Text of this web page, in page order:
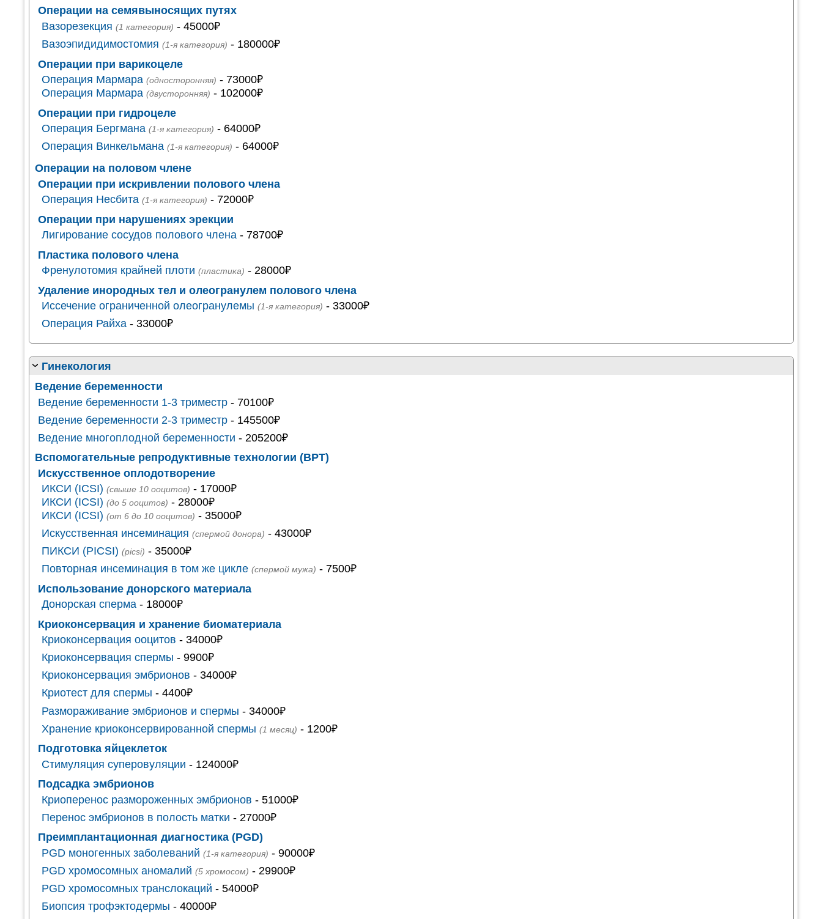
Операции на семявыносящих путях
Вазорезекция (1 категория) - 45000₽
Вазоэпидидимостомия (1-я категория) - 180000₽
Операции при варикоцеле
Операция Мармара (односторонняя) - 73000₽
Операция Мармара (двусторонняя) - 102000₽
Операции при гидроцеле
Операция Бергмана (1-я категория) - 64000₽
Операция Винкельмана (1-я категория) - 64000₽
Операции на половом члене
Операции при искривлении полового члена
Операция Несбита (1-я категория) - 72000₽
Операции при нарушениях эрекции
Лигирование сосудов полового члена- 78700₽
Пластика полового члена
Френулотомия крайней плоти (пластика) - 28000₽
Удаление инородных тел и олеогранулем полового члена
Иссечение ограниченной олеогранулемы (1-я категория) - 33000₽
Операция Райха- 33000₽
Гинекология
Ведение беременности
Ведение беременности 1-3 триместр - 70100₽
Ведение беременности 2-3 триместр - 145500₽
Ведение многоплодной беременности - 205200₽
Вспомогательные репродуктивные технологии (ВРТ)
Искусственное оплодотворение
ИКСИ (ICSI) (свыше 10 ооцитов) - 17000₽
ИКСИ (ICSI) (до 5 ооцитов) - 28000₽
ИКСИ (ICSI) (от 6 до 10 ооцитов) - 35000₽
Искусственная инсеминация (спермой донора) - 43000₽
ПИКСИ (PICSI) (picsi) - 35000₽
Повторная инсеминация в том же цикле (спермой мужа) - 7500₽
Использование донорского материала
Донорская сперма- 18000₽
Криоконсервация и хранение биоматериала
Криоконсервация ооцитов - 34000₽
Криоконсервация спермы - 9900₽
Криоконсервация эмбрионов - 34000₽
Криотест для спермы - 4400₽
Размораживание эмбрионов и спермы - 34000₽
Хранение криоконсервированной спермы (1 месяц) - 1200₽
Подготовка яйцеклеток
Стимуляция суперовуляции - 124000₽
Подсадка эмбрионов
Криоперенос размороженных эмбрионов - 51000₽
Перенос эмбрионов в полость матки - 27000₽
Преимплантационная диагностика (PGD)
PGD моногенных заболеваний (1-я категория) - 90000₽
PGD хромосомных аномалий (5 хромосом) - 29900₽
PGD хромосомных транслокаций - 54000₽
Биопсия трофэктодермы - 40000₽